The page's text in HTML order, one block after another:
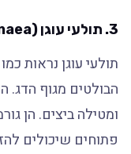
3. תולעי עוגן (Anchor Worms – Lernaea)
תולעי עוגן נראות
הבולטים מגוף הדג.
ומטילה ביצים. הן
פתוחים שיכולים